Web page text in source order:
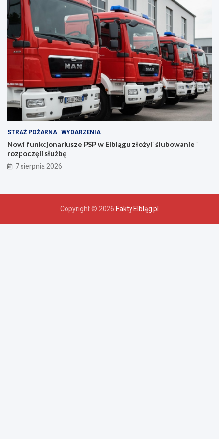
z
e
ń
s
t
w
STRAŻ POŻARNA WYDARZENIA
Nowi funkcjonariusze PSP w Elblągu złożyli ślubowanie i
rozpoczęli służbę
7 sierpnia 2026
Copyright © 2026 Fakty.Elbląg.pl